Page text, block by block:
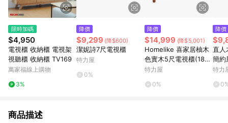
限時加碼
$4,950
電視櫃 收納櫃 電視架
視聽櫃 收納櫃 TV169
萬家福線上購物
3%
降價
$9,299 (降$600)
潔妮詩7尺電視櫃
特力屋
0%
降價
$14,999 (降$5,001)
Homelike 喜家居柚木
色實木5尺電視櫃(182
5)
特力屋
0%
降價
直人
簡約
特力
商品描述